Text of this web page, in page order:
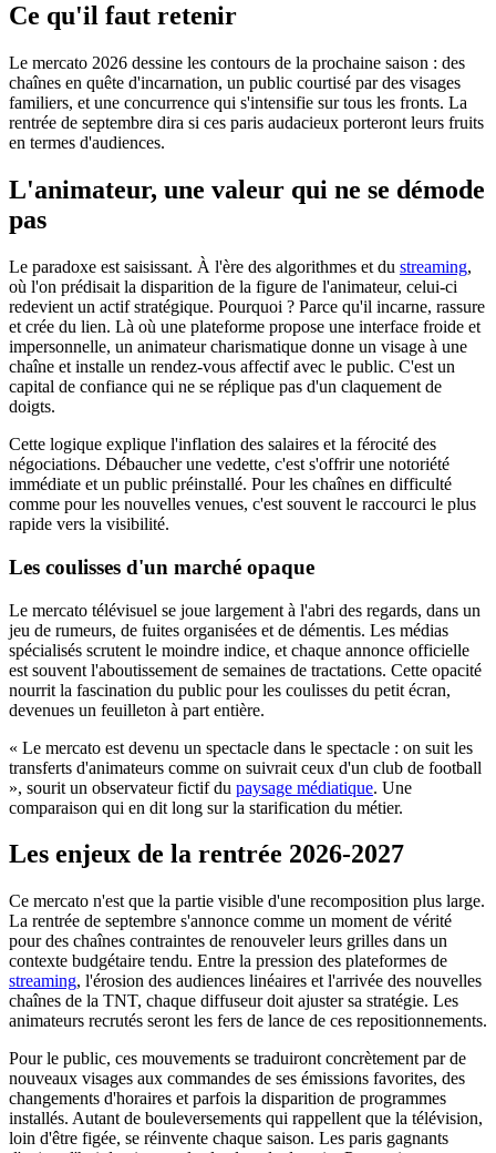
Ce qu'il faut retenir
Le mercato 2026 dessine les contours de la prochaine saison : des
chaînes en quête d'incarnation, un public courtisé par des visages
familiers, et une concurrence qui s'intensifie sur tous les fronts. La
rentrée de septembre dira si ces paris audacieux porteront leurs fruits
en termes d'audiences.
L'animateur, une valeur qui ne se démode
pas
Le paradoxe est saisissant. À l'ère des algorithmes et du streaming,
où l'on prédisait la disparition de la figure de l'animateur, celui-ci
redevient un actif stratégique. Pourquoi ? Parce qu'il incarne, rassure
et crée du lien. Là où une plateforme propose une interface froide et
impersonnelle, un animateur charismatique donne un visage à une
chaîne et installe un rendez-vous affectif avec le public. C'est un
capital de confiance qui ne se réplique pas d'un claquement de
doigts.
Cette logique explique l'inflation des salaires et la férocité des
négociations. Débaucher une vedette, c'est s'offrir une notoriété
immédiate et un public préinstallé. Pour les chaînes en difficulté
comme pour les nouvelles venues, c'est souvent le raccourci le plus
rapide vers la visibilité.
Les coulisses d'un marché opaque
Le mercato télévisuel se joue largement à l'abri des regards, dans un
jeu de rumeurs, de fuites organisées et de démentis. Les médias
spécialisés scrutent le moindre indice, et chaque annonce officielle
est souvent l'aboutissement de semaines de tractations. Cette opacité
nourrit la fascination du public pour les coulisses du petit écran,
devenues un feuilleton à part entière.
« Le mercato est devenu un spectacle dans le spectacle : on suit les
transferts d'animateurs comme on suivrait ceux d'un club de football
», sourit un observateur fictif du paysage médiatique. Une
comparaison qui en dit long sur la starification du métier.
Les enjeux de la rentrée 2026-2027
Ce mercato n'est que la partie visible d'une recomposition plus large.
La rentrée de septembre s'annonce comme un moment de vérité
pour des chaînes contraintes de renouveler leurs grilles dans un
contexte budgétaire tendu. Entre la pression des plateformes de
streaming, l'érosion des audiences linéaires et l'arrivée des nouvelles
chaînes de la TNT, chaque diffuseur doit ajuster sa stratégie. Les
animateurs recrutés seront les fers de lance de ces repositionnements.
Pour le public, ces mouvements se traduiront concrètement par de
nouveaux visages aux commandes de ses émissions favorites, des
changements d'horaires et parfois la disparition de programmes
installés. Autant de bouleversements qui rappellent que la télévision,
loin d'être figée, se réinvente chaque saison. Les paris gagnants